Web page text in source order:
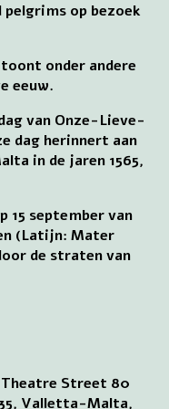
op bezoek
onder andere
eeuw.
van Onze-Lieve-
dag herinnert aan
in de jaren 1565,
15 september van
(Latijn: Mater
de straten van
Theatre Street 80
Valletta-Malta,